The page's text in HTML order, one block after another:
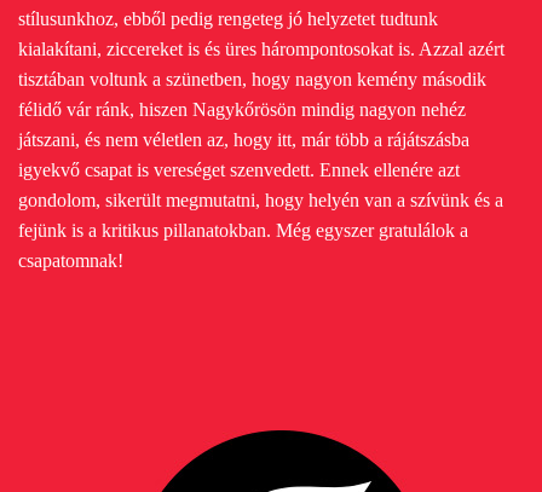
stílusunkhoz, ebből pedig rengeteg jó helyzetet tudtunk
kialakítani, ziccereket is és üres hárompontosokat is. Azzal azért
tisztában voltunk a szünetben, hogy nagyon kemény második
félidő vár ránk, hiszen Nagykőrösön mindig nagyon nehéz
játszani, és nem véletlen az, hogy itt, már több a rájátszásba
igyekvő csapat is vereséget szenvedett. Ennek ellenére azt
gondolom, sikerült megmutatni, hogy helyén van a szívünk és a
fejünk is a kritikus pillanatokban. Még egyszer gratulálok a
csapatomnak!